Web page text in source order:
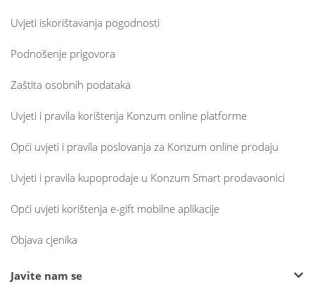
Uvjeti iskorištavanja pogodnosti
Podnošenje prigovora
Zaštita osobnih podataka
Uvjeti i pravila korištenja Konzum online platforme
Opći uvjeti i pravila poslovanja za Konzum online prodaju
Uvjeti i pravila kupoprodaje u Konzum Smart prodavaonici
Opći uvjeti korištenja e-gift mobilne aplikacije
Objava cjenika
Javite nam se